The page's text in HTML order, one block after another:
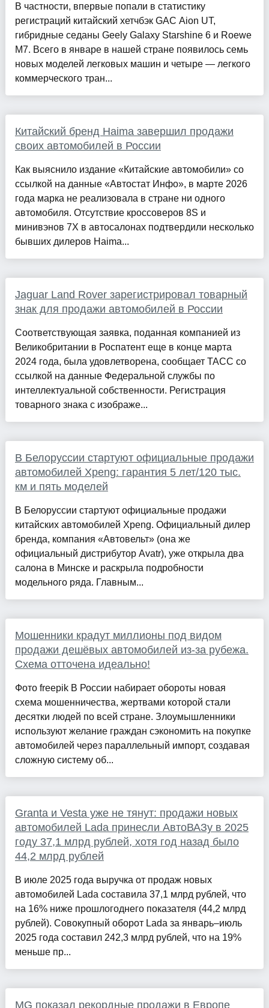
В частности, впервые попали в статистику
регистраций китайский хетчбэк GAC Aion UT,
гибридные седаны Geely Galaxy Starshine 6 и Roewe
M7. Всего в январе в нашей стране появилось семь
новых моделей легковых машин и четыре — легкого
коммерческого тран...
Китайский бренд Haima завершил продажи
своих автомобилей в России
Как выяснило издание «Китайские автомобили» со
ссылкой на данные «Автостат Инфо», в марте 2026
года марка не реализовала в стране ни одного
автомобиля. Отсутствие кроссоверов 8S и
минивэнов 7X в автосалонах подтвердили несколько
бывших дилеров Haima...
Jaguar Land Rover зарегистрировал товарный
знак для продажи автомобилей в России
Соответствующая заявка, поданная компанией из
Великобритании в Роспатент еще в конце марта
2024 года, была удовлетворена, сообщает ТАСС со
ссылкой на данные Федеральной службы по
интеллектуальной собственности. Регистрация
товарного знака с изображе...
В Белоруссии стартуют официальные продажи
автомобилей Xpeng: гарантия 5 лет/120 тыс.
км и пять моделей
В Белоруссии стартуют официальные продажи
китайских автомобилей Xpeng. Официальный дилер
бренда, компания «Автовельт» (она же
официальный дистрибутор Avatr), уже открыла два
салона в Минске и раскрыла подробности
модельного ряда. Главным...
Мошенники крадут миллионы под видом
продажи дешёвых автомобилей из-за рубежа.
Схема отточена идеально!
Фото freepik В России набирает обороты новая
схема мошенничества, жертвами которой стали
десятки людей по всей стране. Злоумышленники
используют желание граждан сэкономить на покупке
автомобилей через параллельный импорт, создавая
сложную систему об...
Granta и Vesta уже не тянут: продажи новых
автомобилей Lada принесли АвтоВАЗу в 2025
году 37,1 млрд рублей, хотя год назад было
44,2 млрд рублей
В июле 2025 года выручка от продаж новых
автомобилей Lada составила 37,1 млрд рублей, что
на 16% ниже прошлогоднего показателя (44,2 млрд
рублей). Совокупный оборот Lada за январь–июль
2025 года составил 242,3 млрд рублей, что на 19%
меньше пр...
MG показал рекордные продажи в Европе